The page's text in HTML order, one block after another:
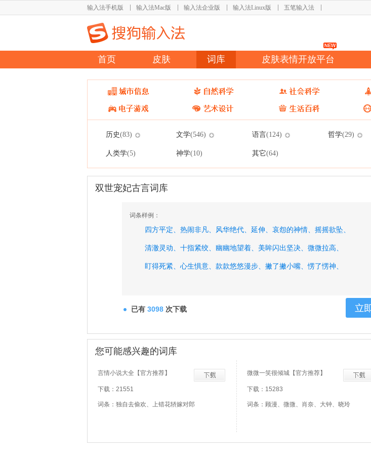
输入法手机版 输入法Mac版 输入法企业版 输入法Linux版 五笔输入法
首页 皮肤 词库 皮肤表情开放平台
历史(83) 文学(546) 语言(124) 哲学(29)
人类学(5) 神学(10) 其它(64)
双世宠妃古言词库
词条样例：
四方平定、 热闹非凡、 风华绝代、 延伸、 哀怨的神情、 摇摇欲坠、
清澈灵动、 十指紧绞、 幽幽地望着、 美眸闪出坚决、 微微拉高、
盯得死紧、 心生惧意、 款款悠悠漫步、 撇了撇小嘴、愣了愣神、
已有 3098 次下载
您可能感兴趣的词库
言情小说大全【官方推荐】
下载：21551
词条：独自去偷欢、上错花轿嫁对郎
微微一笑很倾城【官方推荐】
下载：15283
词条：顾漫、微微、肖奈、大钟、晓玲